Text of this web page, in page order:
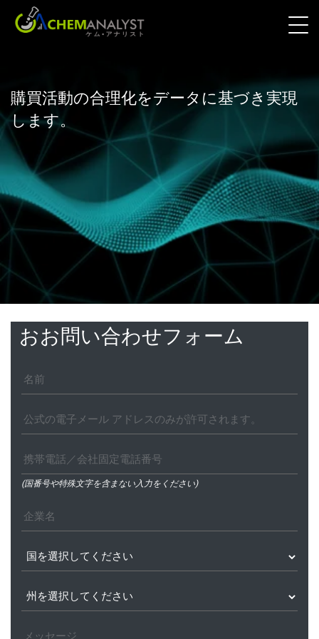
購買活動の合理化をデータに基づき実現
します。
おお問い合わせフォーム
(国番号や特殊文字を含まない入力をください)